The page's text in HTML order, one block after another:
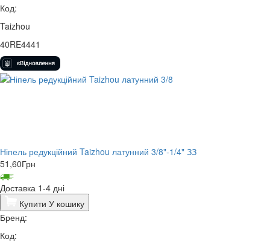
Код:
Taizhou
40RE4441
Ніпель редукційний Taizhou латунний 3/8"-1/4" ЗЗ
51,60Грн
Доставка 1-4 дні
Купити У кошику
Бренд:
Код: